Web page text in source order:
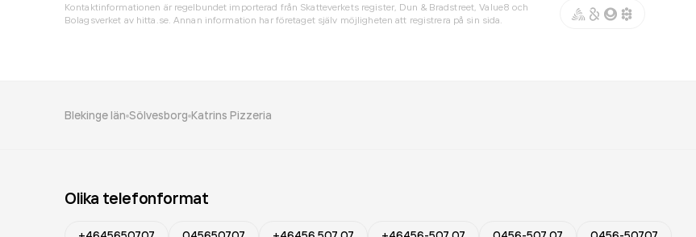
Kontaktinformationen är regelbundet importerad från Skatteverkets register, Dun & Bradstreet, Value8 och
Bolagsverket av hitta.se. Annan information har företaget själv möjligheten att registrera på sin sida.
Blekinge län Sölvesborg Katrins Pizzeria
Olika telefonformat